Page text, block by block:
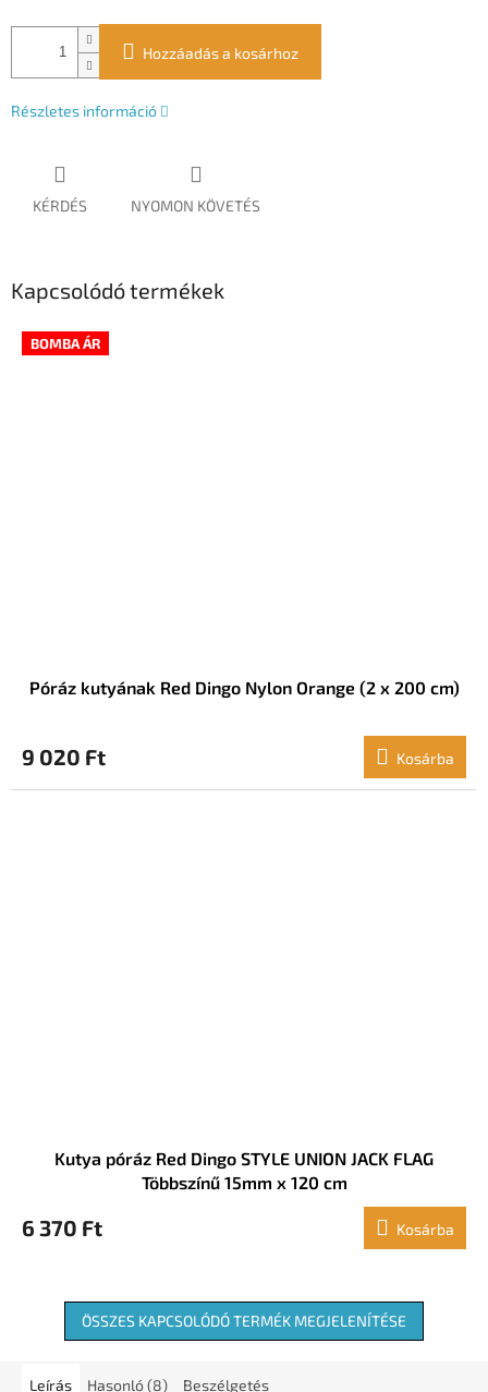
Hozzáadás a kosárhoz
Részletes információ
KÉRDÉS NYOMON KÖVETÉS
Kapcsolódó termékek
BOMBA ÁR
Póráz kutyának Red Dingo Nylon Orange (2 x 200 cm)
9 020 Ft Kosárba
Kutya póráz Red Dingo STYLE UNION JACK FLAG
Többszínű 15mm x 120 cm
6 370 Ft Kosárba
ÖSSZES KAPCSOLÓDÓ TERMÉK MEGJELENÍTÉSE
Leírás Hasonló (8) Beszélgetés